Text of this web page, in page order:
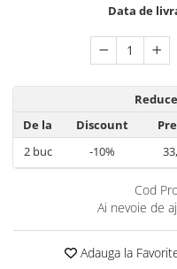
Pachete Husă + Folie
Pachete 2 Folii de Sticlă
Produse
Data de
De la
Discount
2buc -10%
Cod
Ai nevoie de
Adauga la